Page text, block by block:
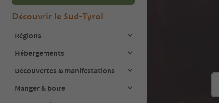
Découvrir le Sud-Tyrol
Régions
Hébergements
Découvertes & manifestations
Manger & boire